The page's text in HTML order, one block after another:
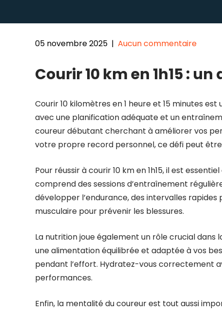
05 novembre 2025 | Aucun commentaire
Courir 10 km en 1h15 :
Courir 10 kilomètres en 1 heure et 15 minutes
avec une planification adéquate et un
coureur débutant cherchant à améliorer vos
votre propre record personnel, ce défi peut
Pour réussir à courir 10 km en 1h15, il est
comprend des sessions d’entraînement
développer l’endurance, des intervalles
musculaire pour prévenir les blessures.
La nutrition joue également un rôle crucial
une alimentation équilibrée et adaptée à vos
pendant l’effort. Hydratez-vous correctement
performances.
Enfin, la mentalité du coureur est tout aussi